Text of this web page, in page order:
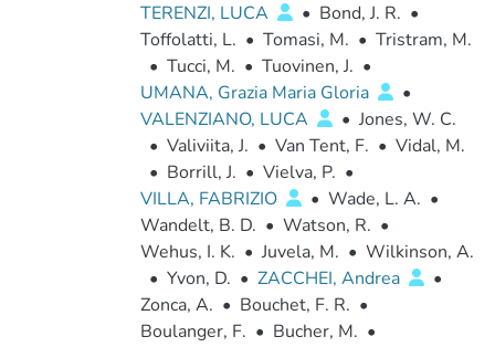
TERENZI, LUCA
• Bond, J. R. •
Toffolatti, L. • Tomasi, M. • Tristram, M.
• Tucci, M. • Tuovinen, J. •
UMANA, Grazia Maria Gloria
•
VALENZIANO, LUCA
• Jones, W. C.
• Valiviita, J. • Van Tent, F. • Vidal, M.
• Borrill, J. • Vielva, P. •
VILLA, FABRIZIO
• Wade, L. A. •
Wandelt, B. D. • Watson, R. •
Wehus, I. K. • Juvela, M. • Wilkinson, A.
• Yvon, D. • ZACCHEI, Andrea
•
Zonca, A. • Bouchet, F. R. •
Boulanger, F. • Bucher, M. •